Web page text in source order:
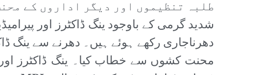
طلبہ تنظیموں اور دیگر اداروں کے
شدید گرمی کے باوجود ینگ ڈاکٹرز اور
دھرناجاری رکھے ہوئے ہیں۔ دھرنے سے ینگ
محنت کشوں سے خطاب کیا۔ ینگ ڈاکٹرز